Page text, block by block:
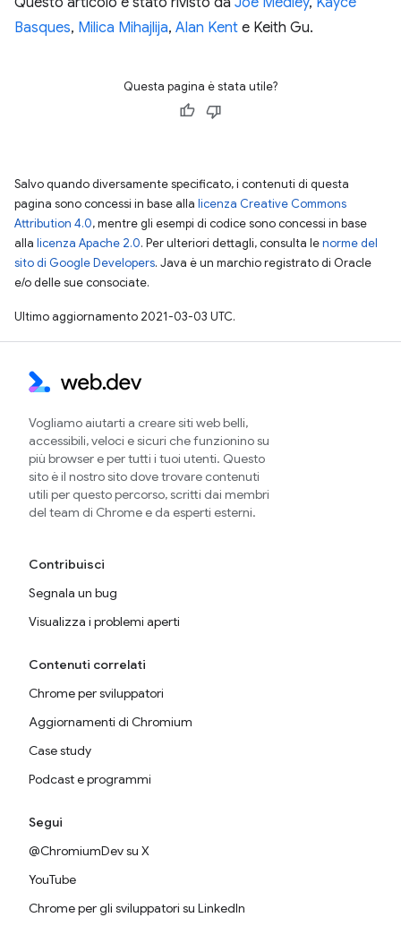
Basques, Milica Mihajlija, Alan Kent e Keith Gu.
Questa pagina è stata utile?
Salvo quando diversamente specificato, i contenuti di questa
pagina sono concessi in base alla licenza Creative Commons
Attribution 4.0, mentre gli esempi di codice sono concessi in base
alla licenza Apache 2.0. Per ulteriori dettagli, consulta lenorme del
sito di Google Developers. Java è un marchio registrato di Oracle
e/o delle sue consociate.
Ultimo aggiornamento 2021-03-03 UTC.
Vogliamo aiutarti a creare siti web belli,
accessibili, veloci e sicuri che funzionino su
più browser e per tutti i tuoi utenti. Questo
sito è il nostro sito dove trovare contenuti
utili per questo percorso, scritti dai membri
del team di Chrome e da esperti esterni.
Contribuisci
Segnala un bug
Visualizza i problemi aperti
Contenuti correlati
Chrome per sviluppatori
Aggiornamenti di Chromium
Case study
Podcast e programmi
Segui
@ChromiumDev su X
YouTube
Chrome per gli sviluppatori su LinkedIn